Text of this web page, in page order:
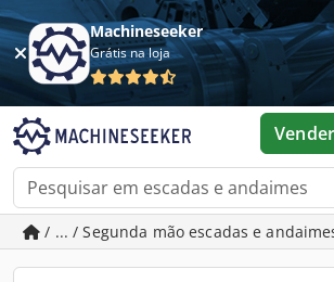
Machineseeker
Grátis na loja
Vender
/ ... / Segunda mão escadas e